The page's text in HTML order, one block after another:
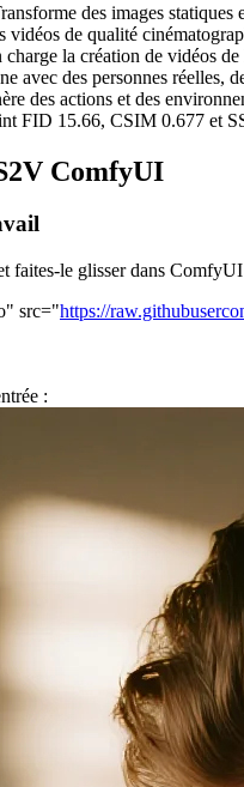
des images
vidéos de qualité
charge la création de vidéos
avec des personnes réelles,
des actions et des
FID 15.66, CSIM 0.677 et
ComfyUI
faites-le glisser dans
src="https://
: